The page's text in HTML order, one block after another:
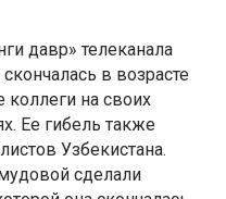
давр» телеканала
в возрасте
коллеги на своих
Ее гибель также
Узбекистана.
сделали